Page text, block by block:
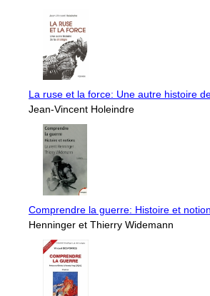
La ruse et la force: Une autre histoire
Jean-Vincent Holeindre
Comprendre la guerre: Histoire et
Henninger et Thierry Widemann